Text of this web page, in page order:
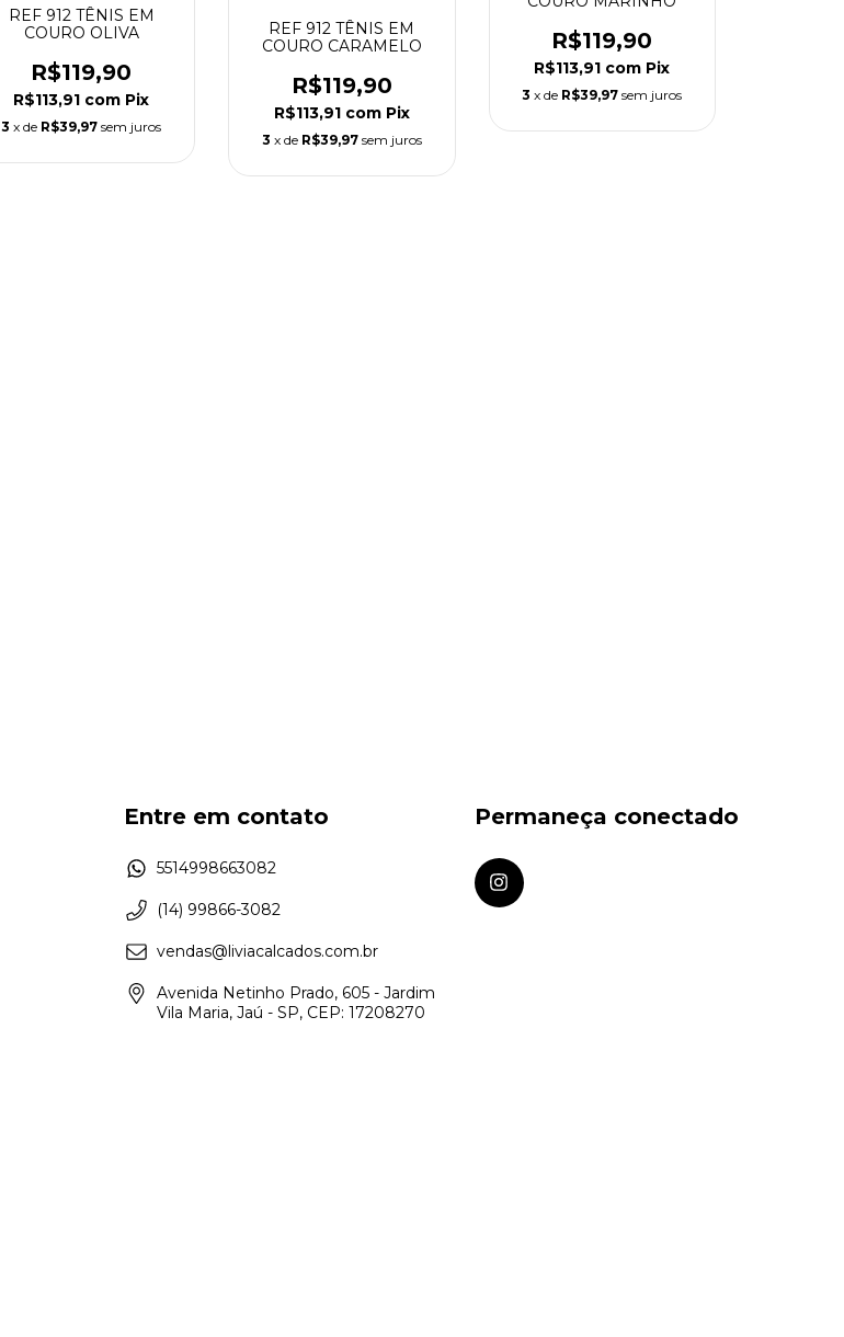
REF 912 TÊNIS EM
COURO OLIVA
R$119,90
R$113,91 com Pix
3 x de R$39,97 sem juros
REF 912 TÊNIS EM
COURO CARAMELO
R$119,90
R$113,91 com Pix
3 x de R$39,97 sem juros
R$119,90
R$113,91 com Pix
3 x de R$39,97 sem juros
Entre em contato
5514998663082
(14) 99866-3082
vendas@liviacalcados.com.br
Avenida Netinho Prado, 605 - Jardim
Vila Maria, Jaú - SP, CEP: 17208270
Permaneça conectado